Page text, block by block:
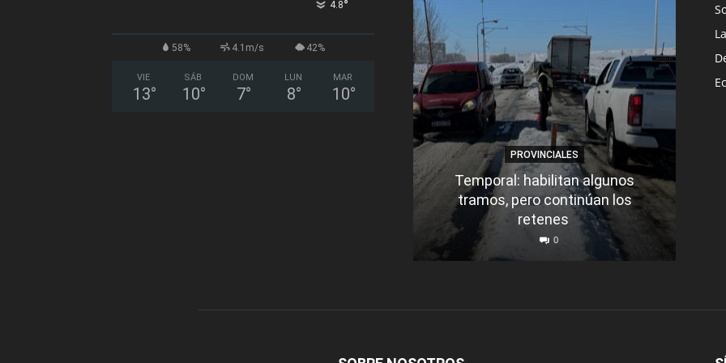
4.8°
58% 4.1m/s 42%
VIE
13°
SÁB
10°
DOM
7°
LUN
8°
MAR
10°
PROVINCIALES
Temporal: habilitan algunos
tramos, pero continúan los
retenes
0